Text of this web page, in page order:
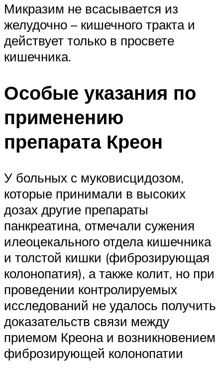
Микразим не всасывается из
желудочно – кишечного тракта и
действует только в просвете
кишечника.
Особые указания по
применению
препарата Креон
У больных с муковисцидозом,
которые принимали в высоких
дозах другие препараты
панкреатина, отмечали сужения
илеоцекального отдела кишечника
и толстой кишки (фиброзирующая
колонопатия), а также колит, но при
проведении контролируемых
исследований не удалось получить
доказательств связи между
приемом Креона и возникновением
фиброзирующей колонопатии